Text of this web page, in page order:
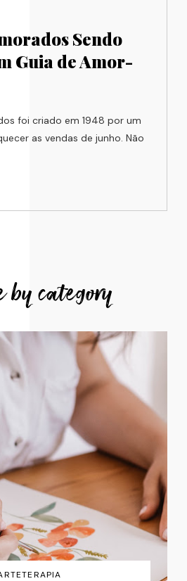
Sendo
Guia de Amor-
foi criado em 1948 por um
as vendas de junho. Não
by category